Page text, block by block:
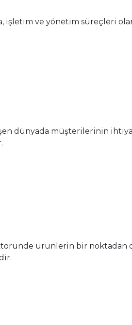
ve yönetim süreçleri
dünyada müşterilerinin
ürünlerin bir noktadan